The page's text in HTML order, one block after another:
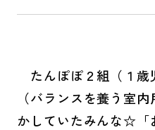
たんぽぽ２組（１歳
（バランスを養う室
かしていたみんな☆「